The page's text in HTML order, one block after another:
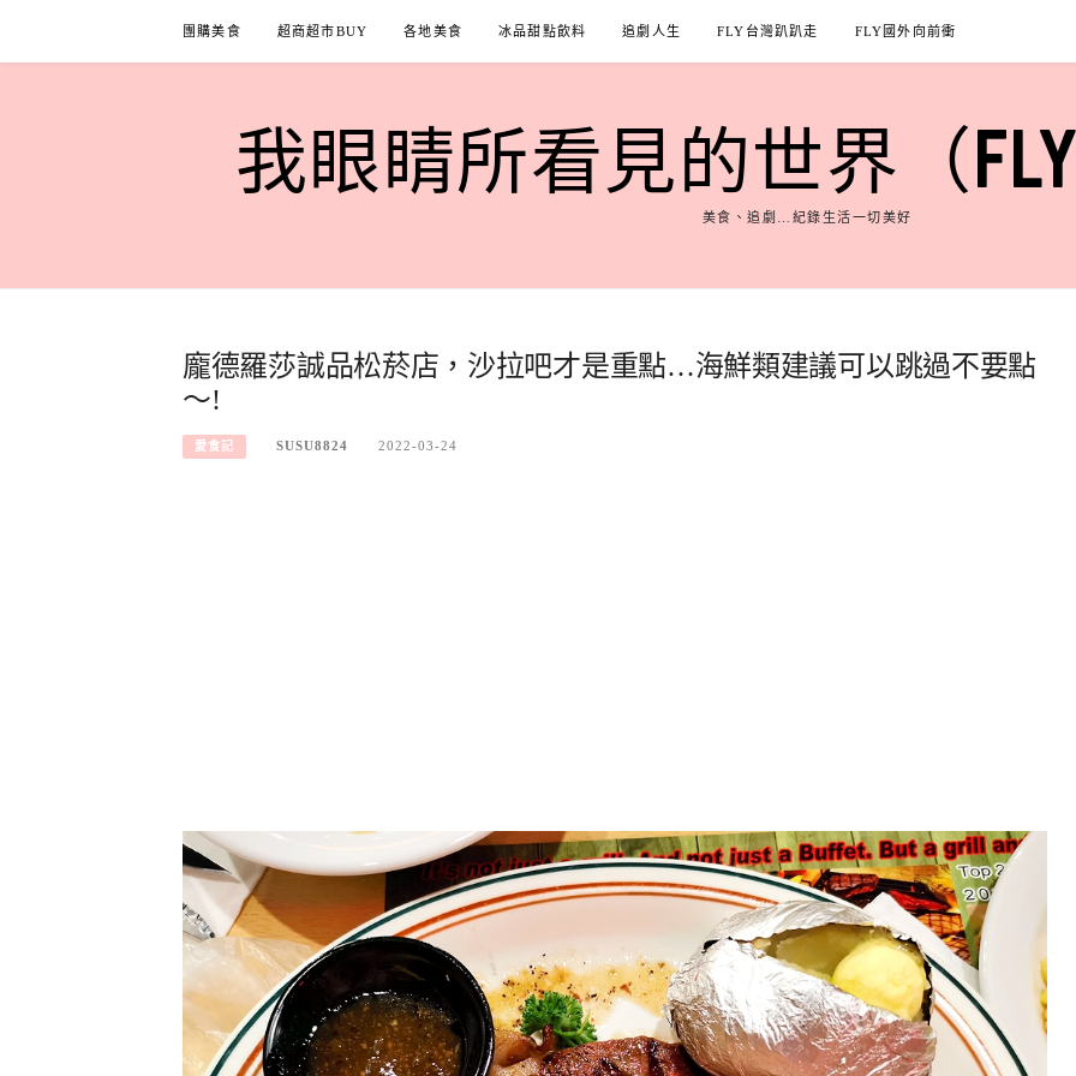
content
團購美食 超商超市BUY 各地美食 冰品甜點飲料 追劇人生 FLY台灣趴趴走 FLY國外向前衝
我眼睛所看見的世界（
美食、追劇…紀錄生活一切美好
龐德羅莎誠品松菸店，沙拉吧才是重點…海鮮類建議可以跳過不要點
～!
愛食記 SUSU8824 2022-03-24